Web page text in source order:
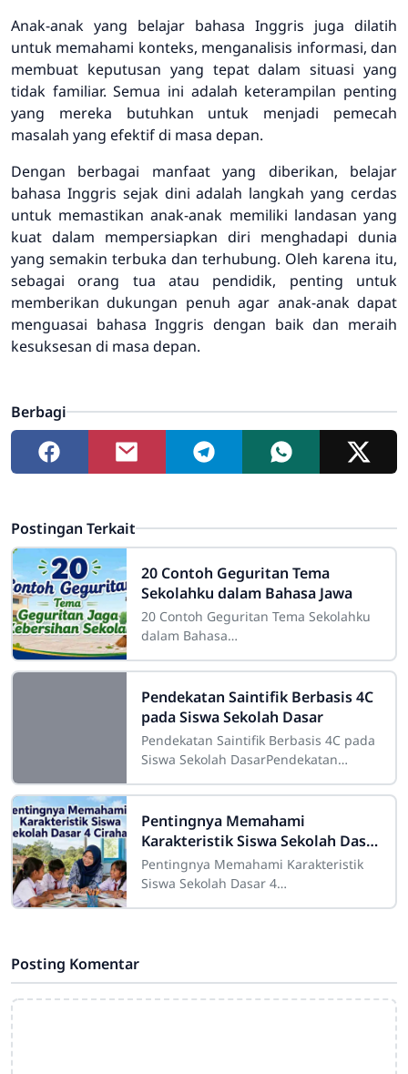
Anak-anak yang belajar bahasa Inggris juga dilatih
untuk memahami konteks, menganalisis informasi, dan
membuat keputusan yang tepat dalam situasi yang
tidak familiar. Semua ini adalah keterampilan penting
yang mereka butuhkan untuk menjadi pemecah
masalah yang efektif di masa depan.
Dengan berbagai manfaat yang diberikan, belajar
bahasa Inggris sejak dini adalah langkah yang cerdas
untuk memastikan anak-anak memiliki landasan yang
kuat dalam mempersiapkan diri menghadapi dunia
yang semakin terbuka dan terhubung. Oleh karena itu,
sebagai orang tua atau pendidik, penting untuk
memberikan dukungan penuh agar anak-anak dapat
menguasai bahasa Inggris dengan baik dan meraih
kesuksesan di masa depan.
Berbagi
Postingan Terkait
20 Contoh Geguritan Tema
Sekolahku dalam Bahasa Jawa
20 Contoh Geguritan Tema Sekolahku
dalam Bahasa
adalah salah satu bentuk sastra lisan
dalam budaya Jawa yang dikenal
Pendekatan Saintifik Berbasis 4C
pada Siswa Sekolah Dasar
Pendekatan Saintifik Berbasis 4C pada
Siswa Sekolah DasarPendekatan
sekolah dasar merupakan strategi
pembelajaran
Pentingnya Memahami
Karakteristik Siswa Sekolah Dasar
4 Cirahab
Pentingnya Memahami Karakteristik
Siswa Sekolah Dasar 4
Posting Komentar